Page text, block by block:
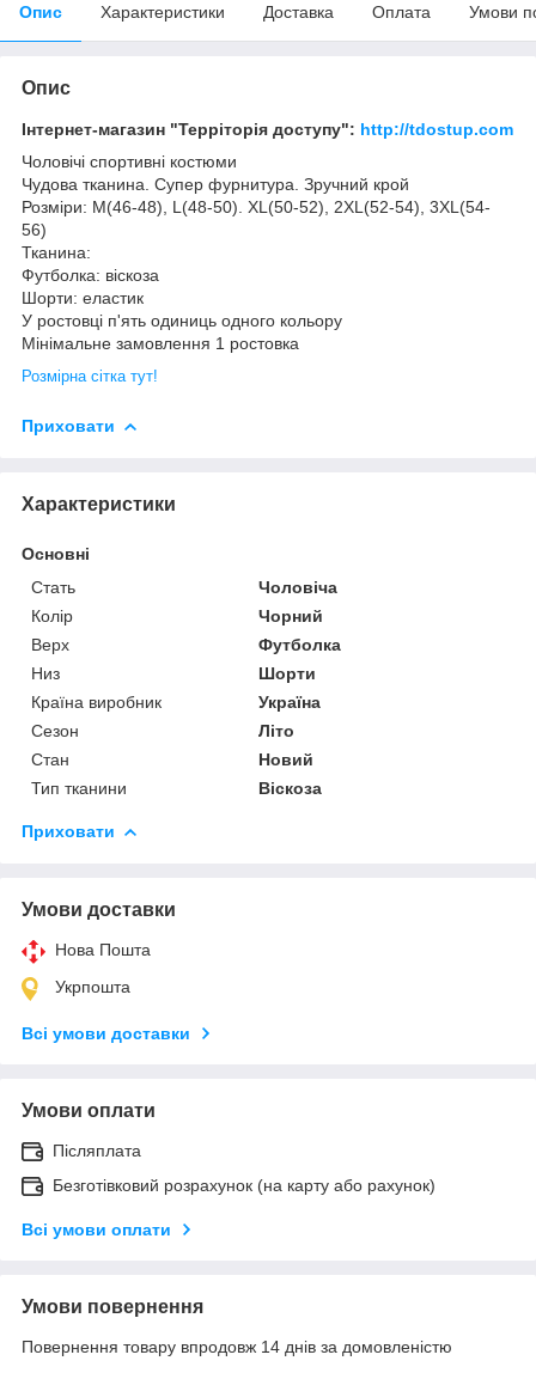
Опис Характеристики Доставка Оплата Умови
Опис
Інтернет-магазин "Терріторія доступу": http://tdostup.com
Чоловічі спортивні костюми
Чудова тканина. Супер фурнитура. Зручний крой
Розміри: M(46-48), L(48-50). XL(50-52), 2XL(52-54), 3XL(54-
56)
Тканина:
Футболка: віскоза
Шорти: еластик
У ростовці п'ять одиниць одного кольору
Мінімальне замовлення 1 ростовка
Розмірна сітка тут!
Приховати
Характеристики
Основні
Стать
Чоловіча
Колір
Чорний
Верх
Футболка
Низ
Шорти
Країна виробник
Україна
Сезон
Літо
Стан
Новий
Тип тканини
Віскоза
Приховати
Умови доставки
Нова Пошта
Укрпошта
Всі умови доставки
Умови оплати
Післяплата
Безготівковий розрахунок (на карту або рахунок)
Всі умови оплати
Умови повернення
Повернення товару впродовж 14 днів за домовленістю